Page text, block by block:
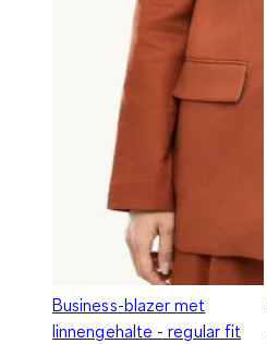
Business-blazer met
linnengehalte - regular fit